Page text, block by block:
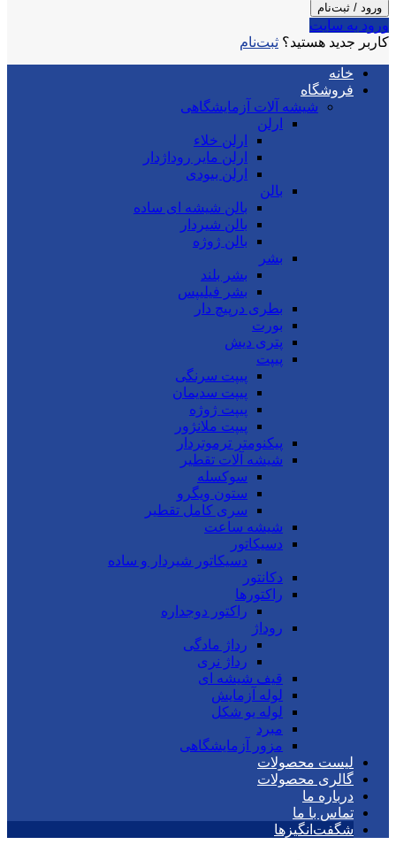
ورود / ثبت‌نام
ورود به سایت
کاربر جدید هستید؟ ثبت‌نام
خانه
فروشگاه
شیشه آلات آزمایشگاهی
ارلن
ارلن خلاء
ارلن مایر روداژدار
ارلن بیودی
بالن
بالن شیشه ای ساده
بالن شیردار
بالن ژوژه
بشر
بشر بلند
بشر فیلیپس
بطری درپیچ دار
بورت
پتری دیش
پیپت
پیپت سرنگی
پیپت سدیمان
پیپت ژوژه
پیپت ملانژور
پیکنومتر ترموتردار
شیشه آلات تقطیر
سوکسله
ستون ویگرو
سری کامل تقطیر
شیشه ساعت
دسیکاتور
دسیکاتور شیردار و ساده
دکانتور
راکتورها
راکتور دوجداره
روداژ
رداژ مادگی
رداژ نری
قیف شیشه ای
لوله آزمایش
لوله یو شکل
مبرد
مزور آزمایشگاهی
لیست محصولات
گالری محصولات
درباره ما
تماس با ما
شگفت‌انگیزها